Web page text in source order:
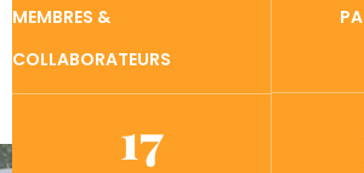
MEMBRES &
COLLABORATEURS
17